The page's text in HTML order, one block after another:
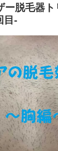
ー脱毛器
目-